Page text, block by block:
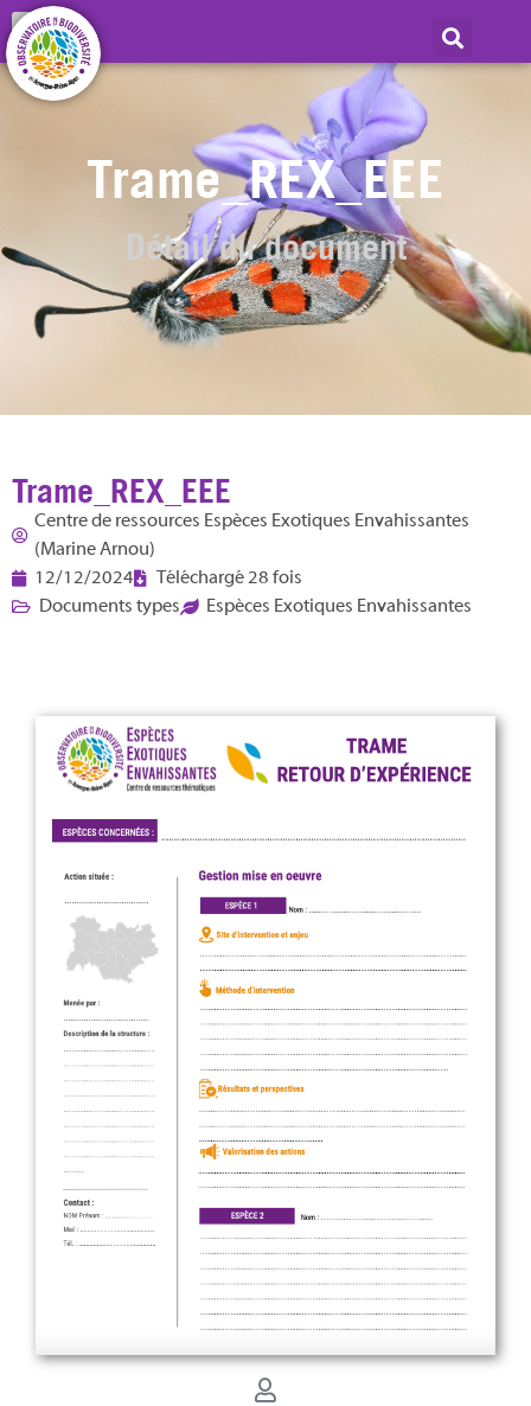
Trame_REX_EEE
Détail du document
Trame_REX_EEE
Centre de ressources Espèces Exotiques Envahissantes
(Marine Arnou)
12/12/2024
Téléchargé 28 fois
Documents types
Espèces Exotiques Envahissantes